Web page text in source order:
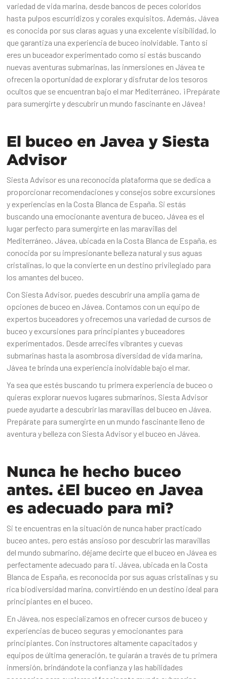
variedad de vida marina, desde bancos de peces coloridos
hasta pulpos escurridizos y corales exquisitos. Además, Jávea
es conocida por sus claras aguas y una excelente visibilidad, lo
que garantiza una experiencia de buceo inolvidable. Tanto si
eres un buceador experimentado como si estás buscando
nuevas aventuras submarinas, las inmersiones en Jávea te
ofrecen la oportunidad de explorar y disfrutar de los tesoros
ocultos que se encuentran bajo el mar Mediterráneo. ¡Prepárate
para sumergirte y descubrir un mundo fascinante en Jávea!
El buceo en Javea y Siesta
Advisor
Siesta Advisor es una reconocida plataforma que se dedica a
proporcionar recomendaciones y consejos sobre excursiones
y experiencias en la Costa Blanca de España. Si estás
buscando una emocionante aventura de buceo, Jávea es el
lugar perfecto para sumergirte en las maravillas del
Mediterráneo. Jávea, ubicada en la Costa Blanca de España, es
conocida por su impresionante belleza natural y sus aguas
cristalinas, lo que la convierte en un destino privilegiado para
los amantes del buceo.
Con Siesta Advisor, puedes descubrir una amplia gama de
opciones de buceo en Jávea. Contamos con un equipo de
expertos buceadores y ofrecemos una variedad de cursos de
buceo y excursiones para principiantes y buceadores
experimentados. Desde arrecifes vibrantes y cuevas
submarinas hasta la asombrosa diversidad de vida marina,
Jávea te brinda una experiencia inolvidable bajo el mar.
Ya sea que estés buscando tu primera experiencia de buceo o
quieras explorar nuevos lugares submarinos, Siesta Advisor
puede ayudarte a descubrir las maravillas del buceo en Jávea.
Prepárate para sumergirte en un mundo fascinante lleno de
aventura y belleza con Siesta Advisor y el buceo en Jávea.
Nunca he hecho buceo
antes. ¿El buceo en Javea
es adecuado para mi?
Si te encuentras en la situación de nunca haber practicado
buceo antes, pero estás ansioso por descubrir las maravillas
del mundo submarino, déjame decirte que el buceo en Jávea es
perfectamente adecuado para ti. Jávea, ubicada en la Costa
Blanca de España, es reconocida por sus aguas cristalinas y su
rica biodiversidad marina, convirtiéndo en un destino ideal para
principiantes en el buceo.
En Jávea, nos especializamos en ofrecer cursos de buceo y
experiencias de buceo seguras y emocionantes para
principiantes. Con instructores altamente capacitados y
equipos de última generación, te guiarán a través de tu primera
inmersión, brindándote la confianza y las habilidades